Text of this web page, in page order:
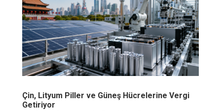
Çin, Lityum Piller ve Güneş Hücrelerine Vergi
Getiriyor